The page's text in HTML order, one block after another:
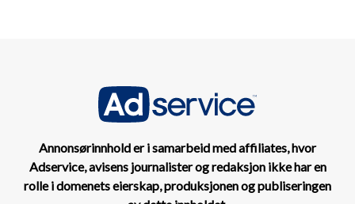
Annonsørinnhold er i samarbeid med affiliates, hvor
Adservice, avisens journalister og redaksjon ikke har en
rolle i domenets eierskap, produksjonen og publiseringen